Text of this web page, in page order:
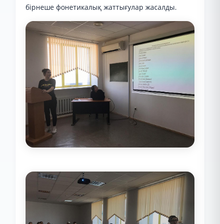
бірнеше фонетикалық жаттығулар жасалды.